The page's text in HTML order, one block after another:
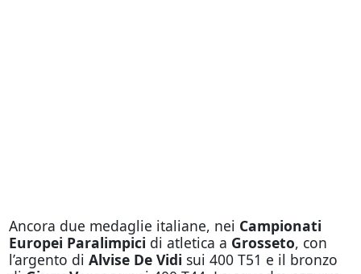
Ancora due medaglie italiane, nei Campionati
Europei Paralimpici di atletica a Grosseto, con
l’argento di Alvise De Vidi sui 400 T51 e il bronzo